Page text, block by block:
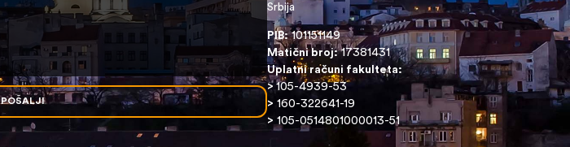
Srbija
PIB:101151149
Matični broj:17381431
Uplatni računi fakulteta:
>105-4939-53
> 160-322641-19
>105-0514801000013-51
POŠALJI